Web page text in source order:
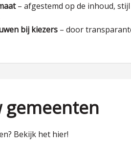
– afgestemd op de inhoud,
bij kiezers – door
gemeenten
Bekijk het hier!